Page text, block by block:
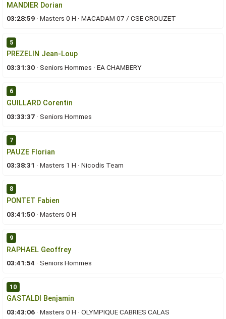
MANDIER Dorian
03:28:59 ·Masters 0 H ·MACADAM 07 / CSE CROUZET
5
PREZELIN Jean-Loup
03:31:30 ·Seniors Hommes ·EA CHAMBERY
6
GUILLARD Corentin
03:33:37 ·Seniors Hommes
7
PAUZE Florian
03:38:31 ·Masters 1 H ·Nicodis Team
8
PONTET Fabien
03:41:50 ·Masters 0 H
9
RAPHAEL Geoffrey
03:41:54 ·Seniors Hommes
10
GASTALDI Benjamin
03:43:06 ·Masters 0 H ·OLYMPIQUE CABRIES CALAS